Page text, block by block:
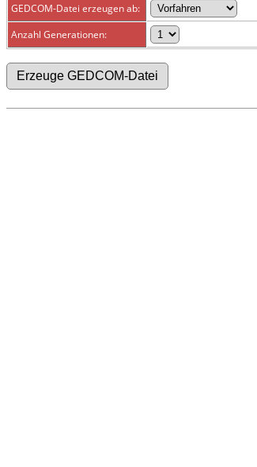
GEDCOM-Datei erzeugen ab:
Anzahl Generationen: